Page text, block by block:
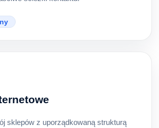
sklepów z uporządkowaną strukturą